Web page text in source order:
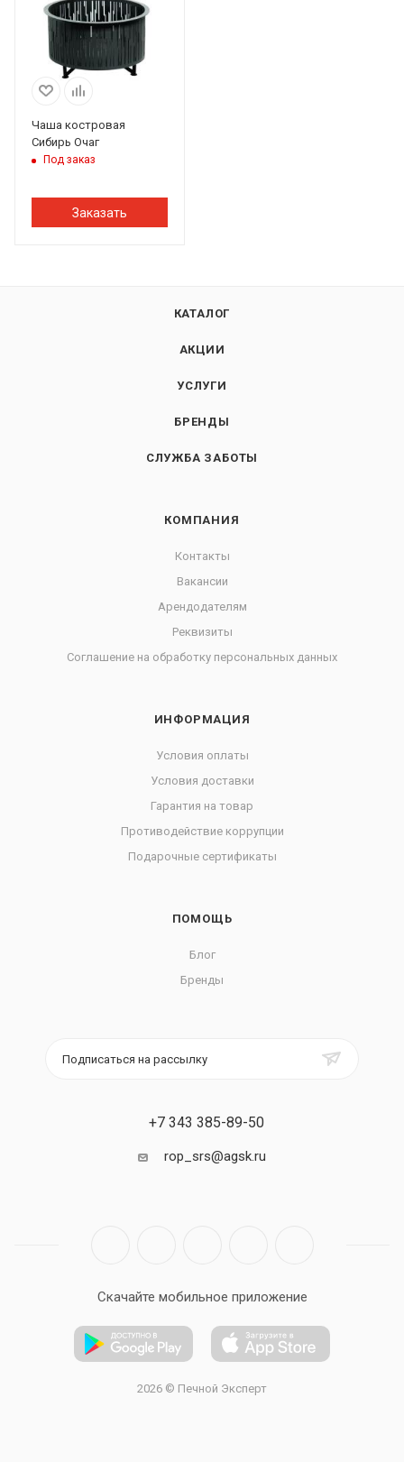
Чаша костровая
Сибирь Очаг
Под заказ
Заказать
КАТАЛОГ
АКЦИИ
УСЛУГИ
БРЕНДЫ
СЛУЖБА ЗАБОТЫ
КОМПАНИЯ
Контакты
Вакансии
Арендодателям
Реквизиты
Соглашение на обработку персональных данных
ИНФОРМАЦИЯ
Условия оплаты
Условия доставки
Гарантия на товар
Противодействие коррупции
Подарочные сертификаты
ПОМОЩЬ
Блог
Бренды
Подписаться на рассылку
+7 343 385-89-50
rop_srs@agsk.ru
Скачайте мобильное приложение
2026 © Печной Эксперт